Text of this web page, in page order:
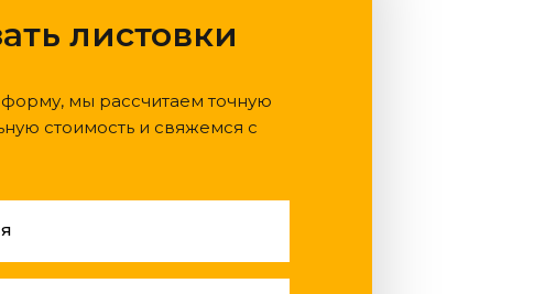
листовки
мы рассчитаем точную
стоимость и свяжемся с